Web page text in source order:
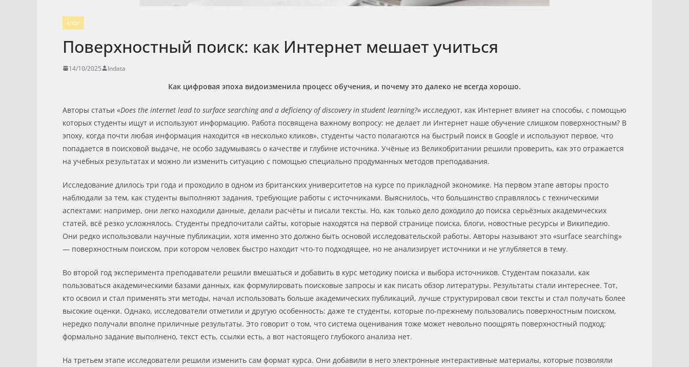
БЛОГ
Поверхностный поиск: как Интернет мешает учиться
14/10/2025 Indata
Как цифровая эпоха видоизменила процесс обучения, и почему это далеко не всегда хорошо.
Авторы статьи «Does the internet lead to surface searching and a deficiency of discovery in student learning?» исследуют, как Интернет влияет на способы, с помощью
которых студенты ищут и используют информацию. Работа посвящена важному вопросу: не делает ли Интернет наше обучение слишком поверхностным? В
эпоху, когда почти любая информация находится «в несколько кликов», студенты часто полагаются на быстрый поиск в Google и используют первое, что
попадается в поисковой выдаче, не особо задумываясь о качестве и глубине источника. Учёные из Великобритании решили проверить, как это отражается
на учебных результатах и можно ли изменить ситуацию с помощью специально продуманных методов преподавания.
Исследование длилось три года и проходило в одном из британских университетов на курсе по прикладной экономике. На первом этапе авторы просто
наблюдали за тем, как студенты выполняют задания, требующие работы с источниками. Выяснилось, что большинство справлялось с техническими
аспектами: например, они легко находили данные, делали расчёты и писали тексты. Но, как только дело доходило до поиска серьёзных академических
статей, всё резко усложнялось. Студенты предпочитали сайты, которые находятся на первой странице поиска, блоги, новостные ресурсы и Википедию.
Они редко использовали научные публикации, хотя именно это должно быть основой исследовательской работы. Авторы называют это «surface searching»
— поверхностным поиском, при котором человек быстро находит что-то подходящее, но не анализирует источники и не углубляется в тему.
Во второй год эксперимента преподаватели решили вмешаться и добавить в курс методику поиска и выбора источников. Студентам показали, как
пользоваться академическими базами данных, как формулировать поисковые запросы и как писать обзор литературы. Результаты стали интереснее. Тот,
кто освоил и стал применять эти методы, начал использовать больше академических публикаций, лучше структурировал свои тексты и стал получать более
высокие оценки. Однако, исследователи отметили и другую особенность: даже те студенты, которые по-прежнему пользовались поверхностным поиском,
нередко получали вполне приличные результаты. Это говорит о том, что система оценивания тоже может невольно поощрять поверхностный подход:
формально задание выполнено, текст есть, ссылки есть, а вот настоящего глубокого анализа нет.
На третьем этапе исследователи решили изменить сам формат курса. Они добавили в него электронные интерактивные материалы, которые позволяли